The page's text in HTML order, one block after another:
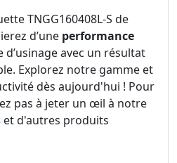
TNGG160408L-S de
d’une performance
d’usinage avec un résultat
Explorez notre gamme et
dès aujourd'hui ! Pour
pas à jeter un œil à notre
et d'autres produits